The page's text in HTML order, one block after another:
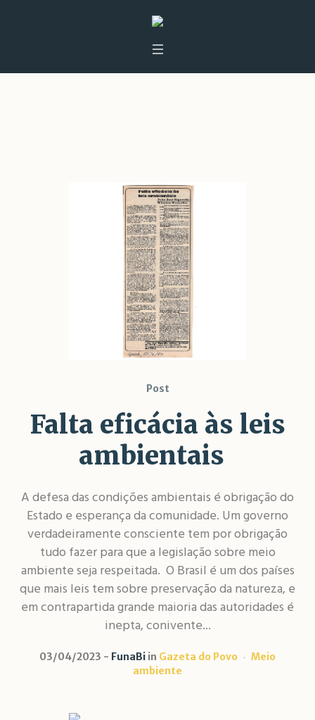
Post
Falta eficácia às leis
ambientais
A defesa das condições ambientais é obrigação do
Estado e esperança da comunidade. Um governo
verdadeiramente consciente tem por obrigação
tudo fazer para que a legislação sobre meio
ambiente seja respeitada. O Brasil é um dos países
que mais leis tem sobre preservação da natureza, e
em contrapartida grande maioria das autoridades é
inepta, conivente...
03/04/2023 FunaBi in Gazeta do Povo
Meio
ambiente